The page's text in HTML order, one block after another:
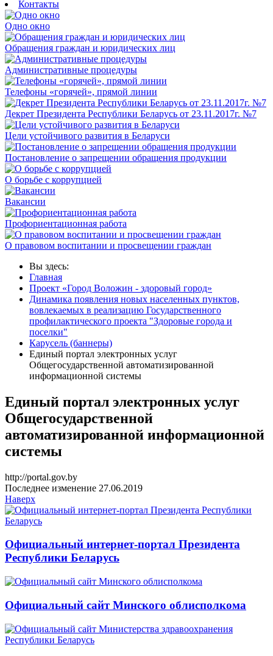
Контакты
Одно окно
Обращения граждан и юридических лиц
Административные процедуры
Телефоны «горячей», прямой линии
Декрет Президента Республики Беларусь от 23.11.2017г. №7
Цели устойчивого развития в Беларуси
Постановление о запрещении обращения продукции
О борьбе с коррупцией
Вакансии
Профориентационная работа
О правовом воспитании и просвещении граждан
Вы здесь:
Главная
Проект «Город Воложин - здоровый город»
Динамика появления новых населенных пунктов,
вовлекаемых в реализацию Государственного
профилактического проекта "Здоровые города и
поселки"
Карусель (баннеры)
Единый портал электронных услуг
Общегосударственной автоматизированной
информационной системы
Единый портал электронных услуг
Общегосударственной
автоматизированной информационной
системы
http://portal.gov.by
Последнее изменение 27.06.2019
Наверх
Официальный интернет-портал Президента
Республики Беларусь
Официальный сайт Минского облисполкома